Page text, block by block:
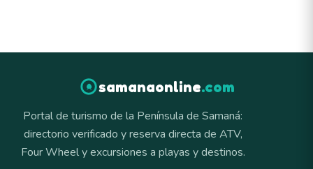
samanaonline.com
Portal de turismo de la Península de Samaná:
directorio verificado y reserva directa de ATV,
Four Wheel y excursiones a playas y destinos.